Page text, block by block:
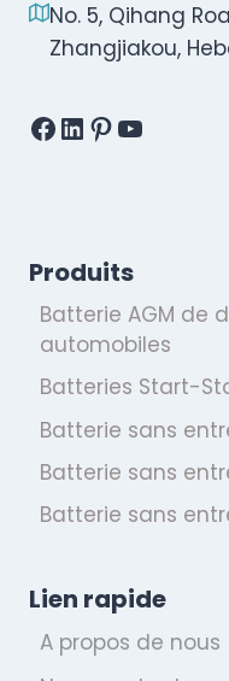
No. 5, Qihang
Zhangjiakou,
Facebook
LinkedIn
Pinterest
YouTube
Produits
Batterie AGM de
automobiles
Batteries Start-
Batterie sans
Batterie sans
Batterie sans
Lien rapide
A propos de nous